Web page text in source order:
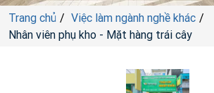
Trang chủ
Việc làm ngành nghề khác
Nhân viên phụ kho - Mặt hàng trái cây